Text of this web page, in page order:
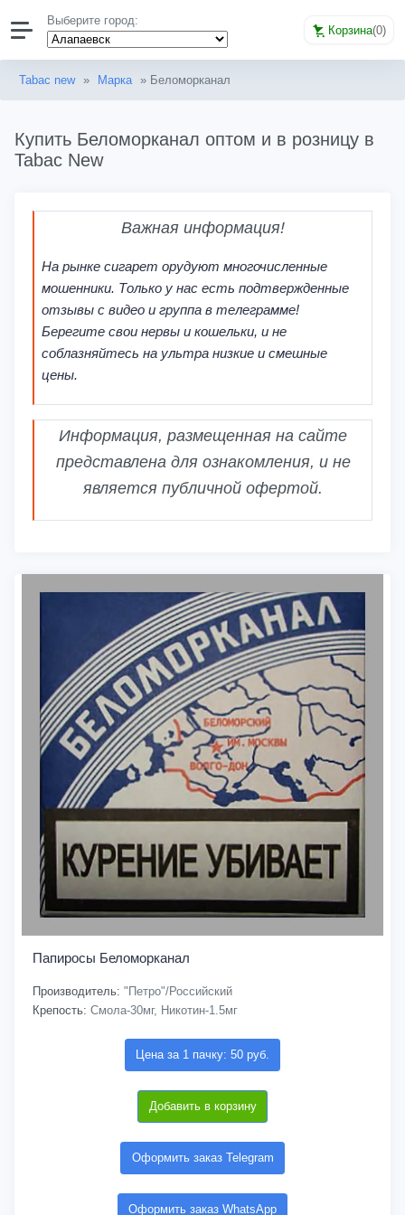
Выберите город:
Корзина(0)
Tabac new » Марка » Беломорканал
Купить Беломорканал оптом и в розницу в
Tabac New
Важная информация!
На рынке сигарет орудуют многочисленные
мошенники. Только у нас есть подтвержденные
отзывы с видео и группа в телеграмме!
Берегите свои нервы и кошельки, и не
соблазняйтесь на ультра низкие и смешные
цены.
Информация, размещенная на сайте
представлена для ознакомления, и не
является публичной офертой.
Папиросы Беломорканал
Производитель: "Петро"/Российский
Крепость: Смола-30мг, Никотин-1.5мг
Цена за 1 пачку: 50 руб.
Добавить в корзину
Оформить заказ Telegram
Оформить заказ WhatsApp